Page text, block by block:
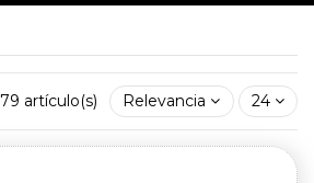
artículo(s) Relevancia 24